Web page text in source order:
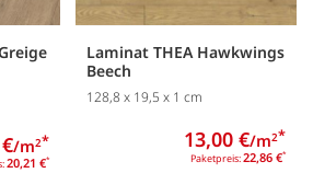
20,21 €*
/m2*
Laminat THEA Hawkwings
Beech
128,8 x 19,5 x 1 cm
Paketpreis:22,86 €*
13,00 €/m2*